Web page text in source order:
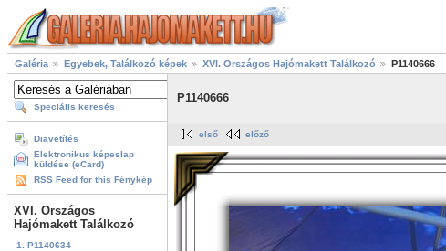
Galéria Egyebek, Találkozó képek XVI. Országos Hajómakett Találkozó P1140666
Speciális keresés
Diavetítés
Elektronikus képeslap
küldése (eCard)
RSS Feed for this Fénykép
XVI. Országos
Hajómakett Találkozó
1. P1140634
P1140666
első előző